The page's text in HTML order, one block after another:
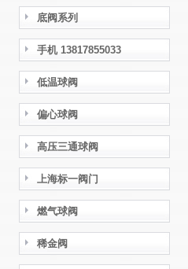
底阀系列
手机 13817855033
低温球阀
偏心球阀
高压三通球阀
上海标一阀门
燃气球阀
稀金阀